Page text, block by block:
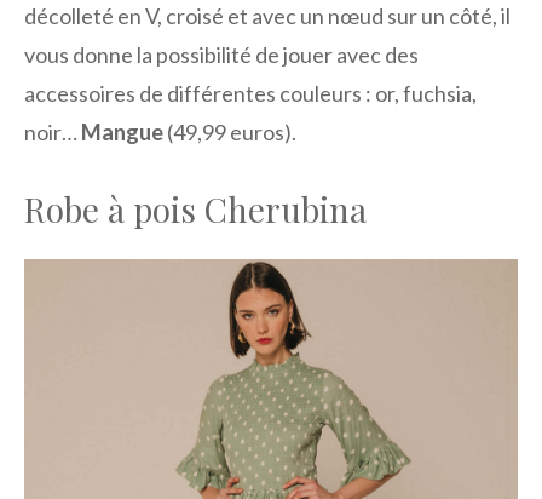
décolleté en V, croisé et avec un nœud sur un côté, il
vous donne la possibilité de jouer avec des
accessoires de différentes couleurs : or, fuchsia,
noir…Mangue(49,99 euros).
Robe à pois Cherubina